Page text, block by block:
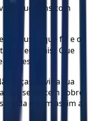
que vens com
deuses que fiz e o
eu mais? Que
faças ouvir a tua
que se lancem sobre
a vida e bem assim a